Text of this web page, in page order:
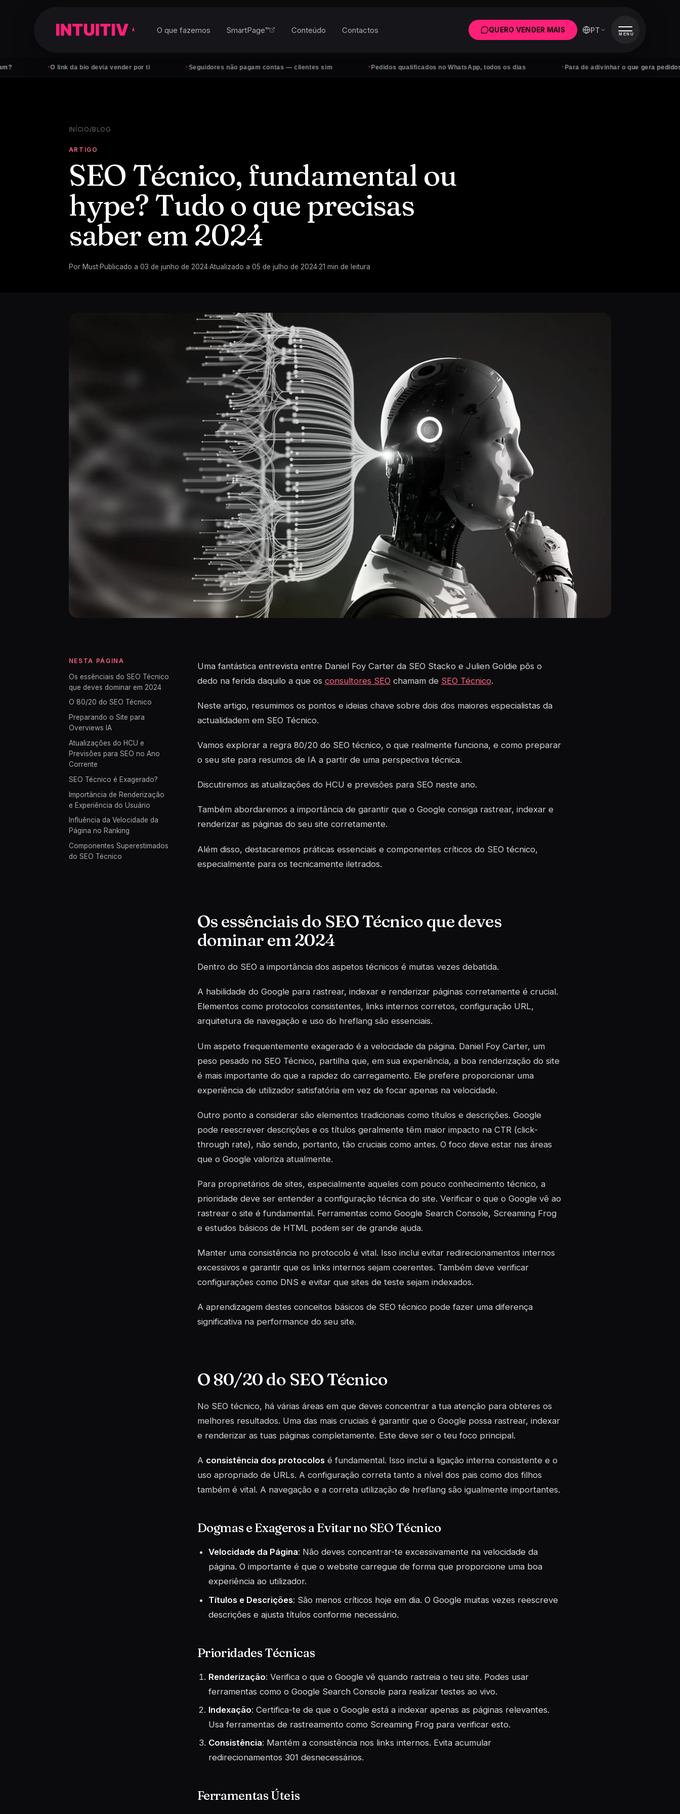
O link da bio devia vender por ti Seguidores não pagam contas — clientes sim Pedidos qualificados no WhatsApp, todos os dias Para de adivinhar o que gera pedidos
O que fazemos SmartPage™ Conteúdo Contactos QUERO VENDER MAIS PT MENU
INÍCIO/BLOG
ARTIGO
SEO Técnico, fundamental ou
hype? Tudo o que precisas
saber em 2024
Por Must·Publicado a 03 de junho de 2024·Atualizado a 05 de julho de 2024·21 min de leitura
NESTA PÁGINA
Os essênciais do SEO Técnico
que deves dominar em 2024
O 80/20 do SEO Técnico
Preparando o Site para
Overviews IA
Atualizações do HCU e
Previsões para SEO no Ano
Corrente
SEO Técnico é Exagerado?
Importância de Renderização
e Experiência do Usuário
Influência da Velocidade da
Página no Ranking
Componentes Superestimados
do SEO Técnico
Uma fantástica entrevista entre Daniel Foy Carter da SEO Stacko e Julien Goldie pôs o
dedo na ferida daquilo a que os consultores SEO chamam de SEO Técnico.
Neste artigo, resumimos os pontos e ideias chave sobre dois dos maiores especialistas da
actualidadem em SEO Técnico.
Vamos explorar a regra 80/20 do SEO técnico, o que realmente funciona, e como preparar
o seu site para resumos de IA a partir de uma perspectiva técnica.
Discutiremos as atualizações do HCU e previsões para SEO neste ano.
Também abordaremos a importância de garantir que o Google consiga rastrear, indexar e
renderizar as páginas do seu site corretamente.
Além disso, destacaremos práticas essenciais e componentes críticos do SEO técnico,
especialmente para os tecnicamente iletrados.
Os essênciais do SEO Técnico que deves
dominar em 2024
Dentro do SEO a importância dos aspetos técnicos é muitas vezes debatida.
A habilidade do Google para rastrear, indexar e renderizar páginas corretamente é crucial.
Elementos como protocolos consistentes, links internos corretos, configuração URL,
arquitetura de navegação e uso do hreflang são essenciais.
Um aspeto frequentemente exagerado é a velocidade da página. Daniel Foy Carter, um
peso pesado no SEO Técnico, partilha que, em sua experiência, a boa renderização do site
é mais importante do que a rapidez do carregamento. Ele prefere proporcionar uma
experiência de utilizador satisfatória em vez de focar apenas na velocidade.
Outro ponto a considerar são elementos tradicionais como títulos e descrições. Google
pode reescrever descrições e os títulos geralmente têm maior impacto na CTR (click-
through rate), não sendo, portanto, tão cruciais como antes. O foco deve estar nas áreas
que o Google valoriza atualmente.
Para proprietários de sites, especialmente aqueles com pouco conhecimento técnico, a
prioridade deve ser entender a configuração técnica do site. Verificar o que o Google vê ao
rastrear o site é fundamental. Ferramentas como Google Search Console, Screaming Frog
e estudos básicos de HTML podem ser de grande ajuda.
Manter uma consistência no protocolo é vital. Isso inclui evitar redirecionamentos internos
excessivos e garantir que os links internos sejam coerentes. Também deve verificar
configurações como DNS e evitar que sites de teste sejam indexados.
A aprendizagem destes conceitos básicos de SEO técnico pode fazer uma diferença
significativa na performance do seu site.
O 80/20 do SEO Técnico
No SEO técnico, há várias áreas em que deves concentrar a tua atenção para obteres os
melhores resultados. Uma das mais cruciais é garantir que o Google possa rastrear, indexar
e renderizar as tuas páginas completamente. Este deve ser o teu foco principal.
A consistência dos protocolosé fundamental. Isso inclui a ligação interna consistente e o
uso apropriado de URLs. A configuração correta tanto a nível dos pais como dos filhos
também é vital. A navegação e a correta utilização de hreflangsão igualmente importantes.
Dogmas e Exageros a Evitar no SEO Técnico
Velocidade da Página: Não deves concentrar-te excessivamente na velocidade da
página. O importante é que o website carregue de forma que proporcione uma boa
experiência ao utilizador.
Títulos e Descrições: São menos críticos hoje em dia. O Google muitas vezes reescreve
descrições e ajusta títulos conforme necessário.
Prioridades Técnicas
Renderização: Verifica o que o Google vê quando rastreia o teu site. Podes usar
ferramentas como o Google Search Console para realizar testes ao vivo.
Indexação: Certifica-te de que o Google está a indexar apenas as páginas relevantes.
Usa ferramentas de rastreamento como Screaming Frog para verificar esto.
Consistência: Mantém a consistência nos links internos. Evita acumular
redirecionamentos 301 desnecessários.
Ferramentas Úteis